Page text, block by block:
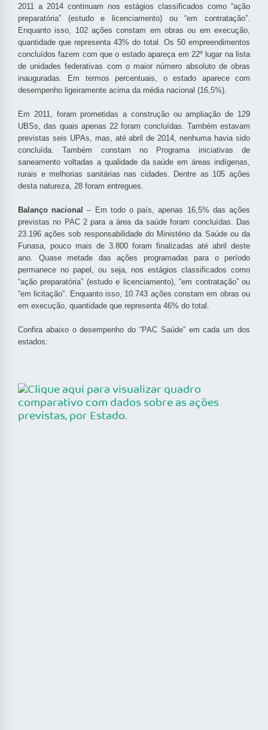
2011 a 2014 continuam nos estágios classificados como “ação
preparatória” (estudo e licenciamento) ou “em contratação”.
Enquanto isso, 102 ações constam em obras ou em execução,
quantidade que representa 43% do total. Os 50 empreendimentos
concluídos fazem com que o estado apareça em 22º lugar na lista
de unidades federativas com o maior número absoluto de obras
inauguradas. Em termos percentuais, o estado aparece com
desempenho ligeiramente acima da média nacional (16,5%).
Em 2011, foram prometidas a construção ou ampliação de 129
UBSs, das quais apenas 22 foram concluídas. Também estavam
previstas seis UPAs, mas, até abril de 2014, nenhuma havia sido
concluída. Também constam no Programa iniciativas de
saneamento voltadas a qualidade da saúde em áreas indígenas,
rurais e melhorias sanitárias nas cidades. Dentre as 105 ações
desta natureza, 28 foram entregues.
Balanço nacional – Em todo o país, apenas 16,5% das ações
previstas no PAC 2 para a área da saúde foram concluídas. Das
23.196 ações sob responsabilidade do Ministério da Saúde ou da
Funasa, pouco mais de 3.800 foram finalizadas até abril deste
ano. Quase metade das ações programadas para o período
permanece no papel, ou seja, nos estágios classificados como
“ação preparatória” (estudo e licenciamento), “em contratação” ou
“em licitação”. Enquanto isso, 10.743 ações constam em obras ou
em execução, quantidade que representa 46% do total.
Confira abaixo o desempenho do “PAC Saúde” em cada um dos
estados: